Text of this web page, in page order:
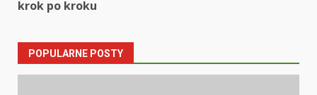
krok po kroku
POPULARNE POSTY